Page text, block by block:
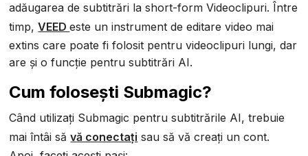
adăugarea de subtitrări la short-form Videoclipuri. Între
timp,VEEDeste un instrument de editare video mai
extins care poate fi folosit pentru videoclipuri lungi, dar
are și o funcție pentru subtitrări AI.
Cum folosești Submagic?
Când utilizați Submagic pentru subtitrările AI, trebuie
mai întâi săvă conectați sau să vă creați un cont.